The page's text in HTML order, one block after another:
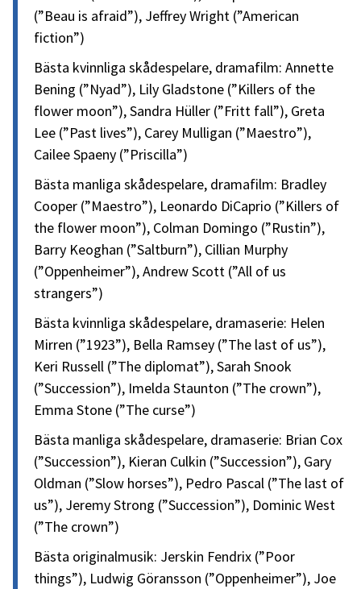
(”Beau is afraid”), Jeffrey Wright (”American
fiction”)
Bästa kvinnliga skådespelare, dramafilm: Annette
Bening (”Nyad”), Lily Gladstone (”Killers of the
flower moon”), Sandra Hüller (”Fritt fall”), Greta
Lee (”Past lives”), Carey Mulligan (”Maestro”),
Cailee Spaeny (”Priscilla”)
Bästa manliga skådespelare, dramafilm: Bradley
Cooper (”Maestro”), Leonardo DiCaprio (”Killers of
the flower moon”), Colman Domingo (”Rustin”),
Barry Keoghan (”Saltburn”), Cillian Murphy
(”Oppenheimer”), Andrew Scott (”All of us
strangers”)
Bästa kvinnliga skådespelare, dramaserie: Helen
Mirren (”1923”), Bella Ramsey (”The last of us”),
Keri Russell (”The diplomat”), Sarah Snook
(”Succession”), Imelda Staunton (”The crown”),
Emma Stone (”The curse”)
Bästa manliga skådespelare, dramaserie: Brian Cox
(”Succession”), Kieran Culkin (”Succession”), Gary
Oldman (”Slow horses”), Pedro Pascal (”The last of
us”), Jeremy Strong (”Succession”), Dominic West
(”The crown”)
Bästa originalmusik: Jerskin Fendrix (”Poor
things”), Ludwig Göransson (”Oppenheimer”), Joe